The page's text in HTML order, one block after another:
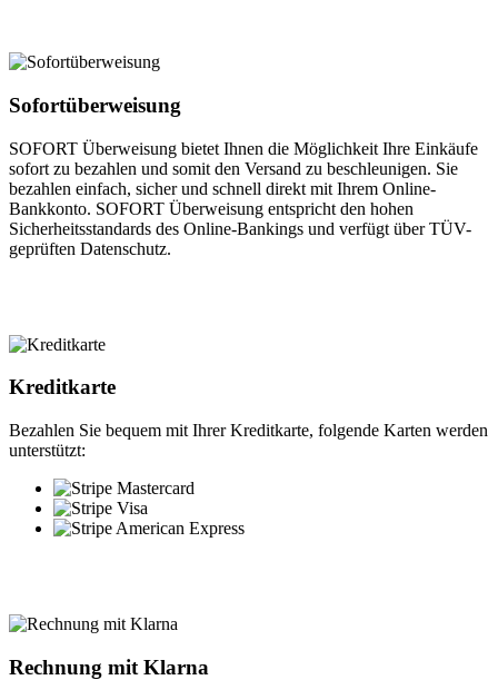
Sofortüberweisung
SOFORT Überweisung bietet Ihnen die Möglichkeit Ihre Einkäufe
sofort zu bezahlen und somit den Versand zu beschleunigen. Sie
bezahlen einfach, sicher und schnell direkt mit Ihrem Online-
Bankkonto. SOFORT Überweisung entspricht den hohen
Sicherheitsstandards des Online-Bankings und verfügt über TÜV-
geprüften Datenschutz.
Kreditkarte
Bezahlen Sie bequem mit Ihrer Kreditkarte, folgende Karten werden
unterstützt:
Rechnung mit Klarna